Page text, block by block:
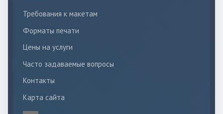
Требования к макетам
Форматы печати
Цены на услуги
Часто задаваемые вопросы
Контакты
Карта сайта